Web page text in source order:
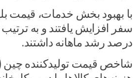
با بهبود بخش خدمات، قیمت
درصد رشد ماهانه داشتند.